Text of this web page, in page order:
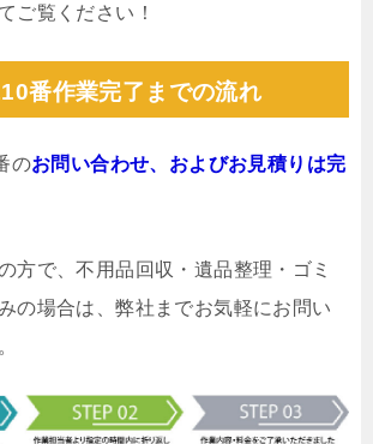
ご覧ください！
番作業完了までの流れ
のお問い合わせ、およびお見積りは完
方で、不用品回収・遺品整理・ゴミ
の場合は、弊社までお気軽にお問い